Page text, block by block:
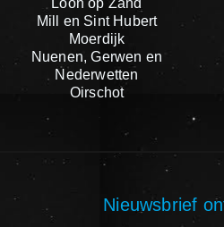
Loon op Zand
Mill en Sint Hubert
Moerdijk
Nuenen, Gerwen en
Nederwetten
Oirschot
Nieuwsbrief